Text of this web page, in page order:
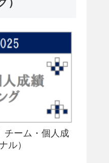
チーム・個人成
ル）